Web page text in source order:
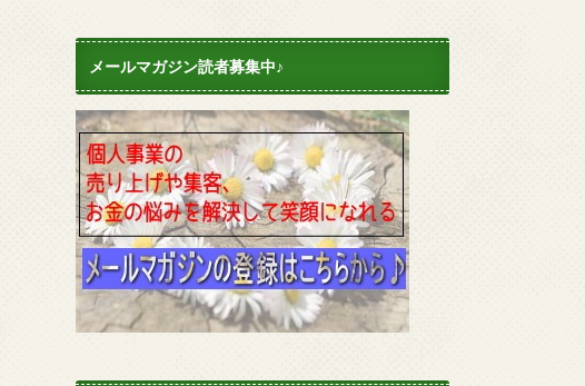
メールマガジン読者募集中♪